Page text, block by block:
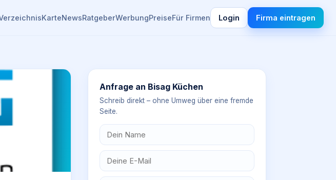
KarteNewsRatgeberWerbungPreiseFür Firmen Login Firma eintragen
Anfrage an Bisag Küchen
Schreib direkt – ohne Umweg über eine fremde
Seite.